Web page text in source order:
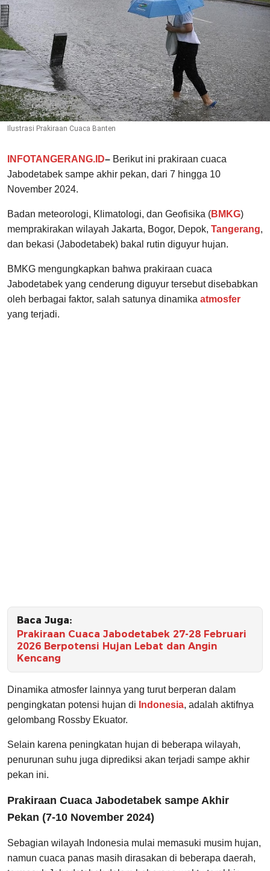
Ilustrasi Prakiraan Cuaca Banten
INFOTANGERANG.ID– Berikut ini prakiraan cuaca
Jabodetabek sampe akhir pekan, dari 7 hingga 10
November 2024.
Badan meteorologi, Klimatologi, dan Geofisika (BMKG)
memprakirakan wilayah Jakarta, Bogor, Depok, Tangerang,
dan bekasi (Jabodetabek) bakal rutin diguyur hujan.
BMKG mengungkapkan bahwa prakiraan cuaca
Jabodetabek yang cenderung diguyur tersebut disebabkan
oleh berbagai faktor, salah satunya dinamika atmosfer
yang terjadi.
Baca Juga:
Prakiraan Cuaca Jabodetabek 27-28 Februari
2026 Berpotensi Hujan Lebat dan Angin
Kencang
Dinamika atmosfer lainnya yang turut berperan dalam
pengingkatan potensi hujan di Indonesia, adalah aktifnya
gelombang Rossby Ekuator.
Selain karena peningkatan hujan di beberapa wilayah,
penurunan suhu juga diprediksi akan terjadi sampe akhir
pekan ini.
Prakiraan Cuaca Jabodetabek sampe Akhir
Pekan (7-10 November 2024)
Sebagian wilayah Indonesia mulai memasuki musim hujan,
namun cuaca panas masih dirasakan di beberapa daerah,